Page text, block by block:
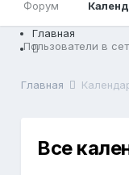
Форум
Пользователи в
Главная
Главная
Все